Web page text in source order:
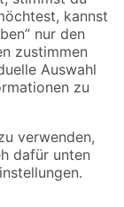
sind unter
beziehen